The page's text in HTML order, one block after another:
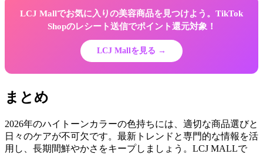
LCJ Mallでお気に入りの美容商品を見つけよう。TikTok
Shopのレシート送信でポイント還元対象！
LCJ Mallを見る →
まとめ
2026年のハイトーンカラーの色持ちには、適切な商品選びと
日々のケアが不可欠です。最新トレンドと専門的な情報を活
用し、長期間鮮やかさをキープしましょう。LCJ MALLで